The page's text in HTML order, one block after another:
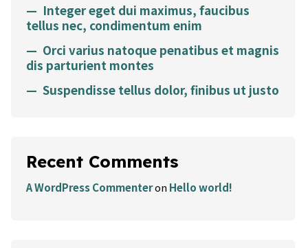
Integer eget dui maximus, faucibus
tellus nec, condimentum enim
Orci varius natoque penatibus et magnis
dis parturient montes
Suspendisse tellus dolor, finibus ut justo
Recent Comments
A WordPress Commenteron Hello world!